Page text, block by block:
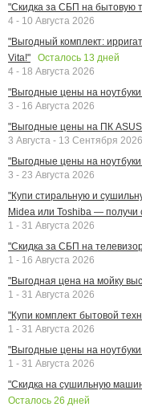
"Скидка за СБП на бытовую
4 - 10 Августа 2026
"Выгодный комплект:
Vita!"
Осталось 13 дней
4 - 18 Августа 2026
"Выгодные цены на
3 - 16 Августа 2026
"Выгодные цены на ПК
3 Августа - 13 Сентября 2026
"Выгодные цены на ноутбуки
3 - 23 Августа 2026
"Купи стиральную и
Midea или Toshiba — получи
1 - 31 Августа 2026
"Скидка за СБП на
1 - 16 Августа 2026
"Выгодная цена на мойку
1 - 31 Августа 2026
"Купи комплект бытовой
1 - 31 Августа 2026
"Выгодные цены на
1 - 31 Августа 2026
"Скидка на сушильную
Осталось 26 дней